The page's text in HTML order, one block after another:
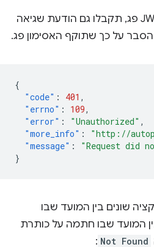
אם תוקף האסימון מסוג JWT פג, תקבלו גם הודעת שגיאה
על כך שתוקף האסימון פג.
{
"code" : 401 ,
"errno" : 109,
"error" : "Unauthorized" ,
"more_info" :
"http://
"message" :
"Request did
}
שונים בין המועד שבו
המועד שבו חתמה על כותרת
Not Found
: